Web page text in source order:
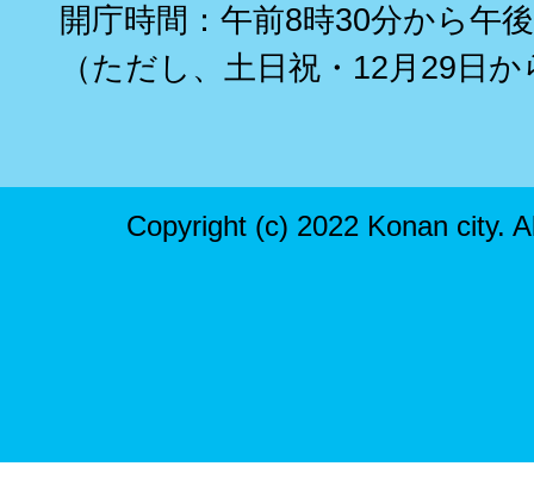
開庁時間：午前8時30分から午
（ただし、土日祝・12月29日
Copyright (c) 2022 Konan city.